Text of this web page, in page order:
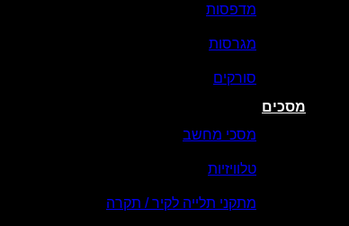
מדפסות
מגרסות
סורקים
מסכים
מסכי מחשב
טלוויזיות
מתקני תלייה לקיר / תקרה